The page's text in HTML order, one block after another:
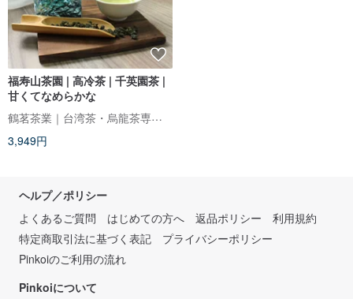
福寿山茶園 | 高冷茶 | 千英園茶 |
甘くてなめらかな
鶴茗茶業｜台湾茶・烏龍茶専門店
3,949円
ヘルプ／ポリシー
よくあるご質問
はじめての方へ 返品ポリシー
利用規約
特定商取引法に基づく表記
プライバシーポリシー
Pinkoiのご利用の流れ
Pinkoiについて